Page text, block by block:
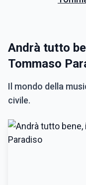
Andrà tutto
Tommaso
Il mondo della
civile.